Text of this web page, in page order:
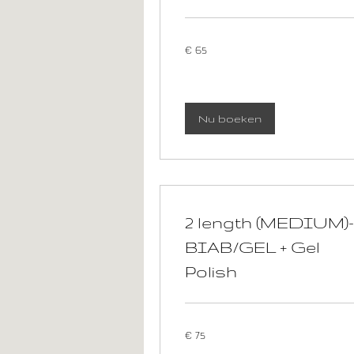
euro
€ 65
Nu boeken
2 length (MEDIUM)-
BIAB/GEL + Gel
Polish
euro
€ 75